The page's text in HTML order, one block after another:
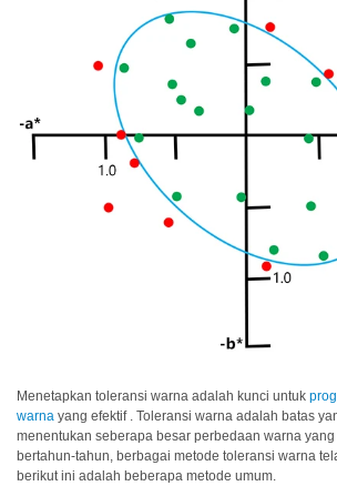
Pribadi
Produk
Pengukuran
Warna
Menetapkan toleransi warna adalah kunci untuk
warna yang efektif . Toleransi warna adalah batas
menentukan seberapa besar perbedaan warna
bertahun-tahun, berbagai metode toleransi warna
berikut ini adalah beberapa metode umum.